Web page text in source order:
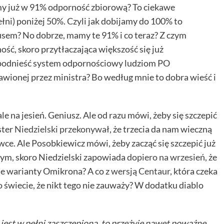
już w 91% odporność zbiorową? To ciekawe
poniżej 50%. Czyli jak dobijamy do 100% to
No dobrze, mamy te 91% i co teraz? Z czym
skoro przytłaczająca większość się już
system odpornościowy ludziom PO
przez ministra? Bo według mnie to dobra wieść i
na jesień. Geniusz. Ale od razu mówi, żeby się szczepić
Niedzielski przekonywał, że trzecia da nam wieczną
Ale Posobkiewicz mówi, żeby zacząć się szczepić już
skoro Niedzielski zapowiadadopiero na wrzesień, że
warianty Omikrona? A co zwersją Centaur, która czeka
że nikt tego nie zauważy? W dodatku diablo